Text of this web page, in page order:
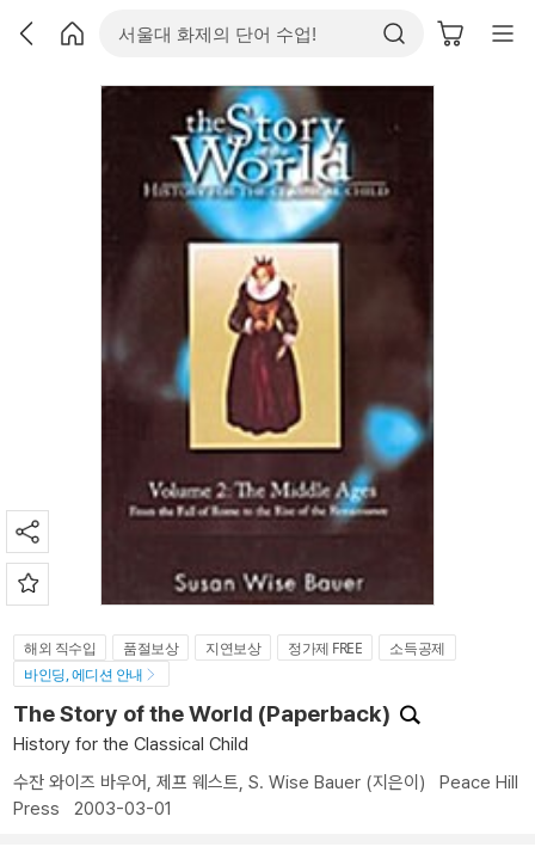
해외 직수입 품절보상 지연보상 정가제 FREE
소득공제
바인딩, 에디션 안내
The Story of the World (Paperback)
History for the Classical Child
수잔 와이즈 바우어, 제프 웨스트, S. Wise Bauer (지은이) Peace Hill
Press 2003-03-01